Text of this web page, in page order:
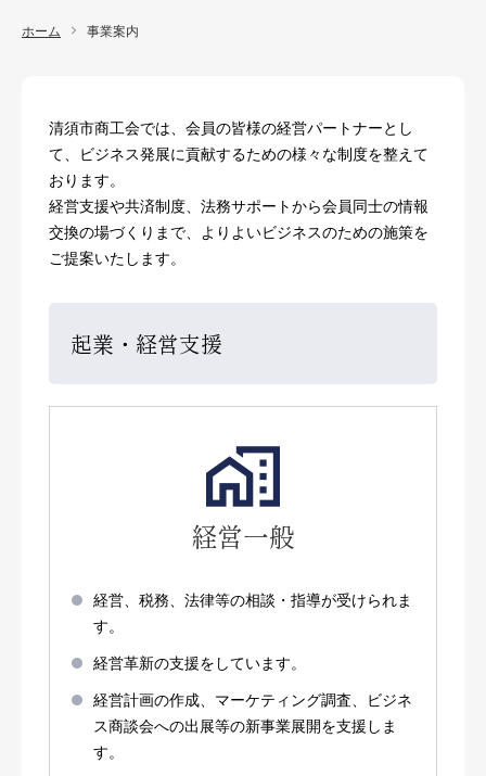
ホーム 事業案内
清須市商工会では、会員の皆様の経営パートナーとし
て、ビジネス発展に貢献するための様々な制度を整えて
おります。
経営支援や共済制度、法務サポートから会員同士の情報
交換の場づくりまで、よりよいビジネスのための施策を
ご提案いたします。
起業・経営支援
経営一般
経営、税務、法律等の相談・指導が受けられま
す。
経営革新の支援をしています。
経営計画の作成、マーケティング調査、ビジネ
ス商談会への出展等の新事業展開を支援しま
す。